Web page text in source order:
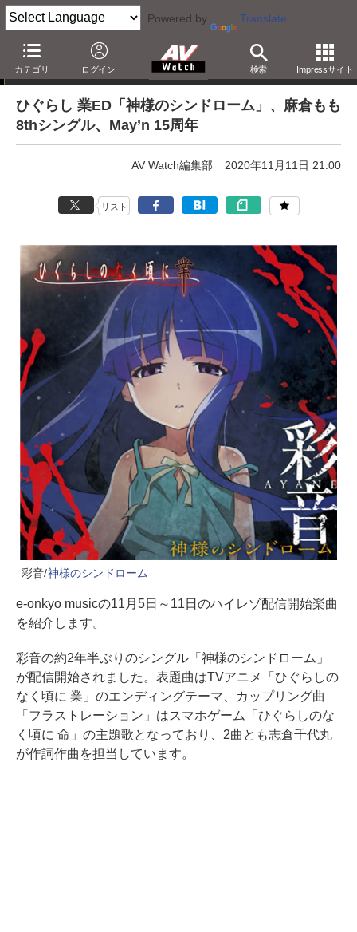
Powered by Translate
カテゴリ ログイン 検索 Impressサイト
e-onkyo musicハイレゾ配信情報
ひぐらし 業ED「神様のシンドローム」、麻倉もも
8thシングル、May’n 15周年
AV Watch編集部 2020年11月11日 21:00
リスト
彩音/神様のシンドローム
e-onkyo musicの11月5日～11日のハイレゾ配信開始楽曲
を紹介します。
彩音の約2年半ぶりのシングル「神様のシンドローム」
が配信開始されました。表題曲はTVアニメ「ひぐらしの
なく頃に 業」のエンディングテーマ、カップリング曲
「フラストレーション」はスマホゲーム「ひぐらしのな
く頃に 命」の主題歌となっており、2曲とも志倉千代丸
が作詞作曲を担当しています。